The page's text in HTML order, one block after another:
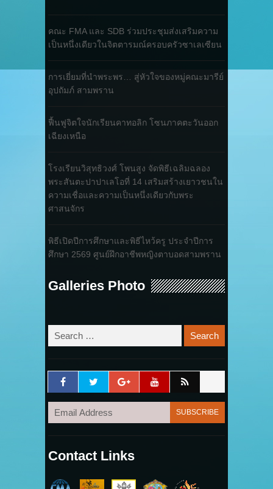
คณะ FMA และ SDB ร่วมประชุมส่งเสริมความ
เป็นหนึ่งเดียวในจิตตารมณ์ครอบครัวซาเลเซียน
การเยี่ยมที่นำพระพร… สู่หัวใจของหมู่คณะมารีย์
อุปถัมภ์ สามพราน
ฟื้นฟูจิตใจนักเรียนคาทอลิก โซนภาคตะวันออก
เฉียงเหนือ
โรงเรียนวิสุทธิวงศ์ โพนสูง จัดพิธีเฉลิมฉลอง
พระสันตะปาปาเลโอที่ 14 เสริมสร้างเยาวชนใน
ความเชื่อและความเป็นหนึ่งเดียวกับพระ
ศาสนจักร
พิธีเปิดปีการศึกษาและพิธีไหว้ครู ประจำปีการ
ศึกษา 2569 ศูนย์ฝึกอาชีพหญิงตาบอดสามพราน
Galleries Photo
Contact Links